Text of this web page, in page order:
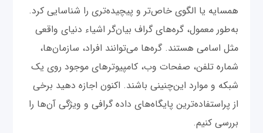
همسایه یا الگوی خاص‌تر و پیچیده‌تری را شناسایی کرد.
به‌طور معمول، گره‌های گراف بیان‌گر اشیاء دنیای واقعی
مثل اسامی هستند. گره‌ها می‌توانند افراد، سازمان‌ها،
شماره تلفن، صفحات وب، کامپیوترهای موجود روی یک
شبکه و موارد این‌چنینی باشند. اکنون اجازه دهید برخی
از پراستفاده‌ترین پایگاه‌های داده گرافی و ویژگی آن‌ها را
بررسی کنیم.